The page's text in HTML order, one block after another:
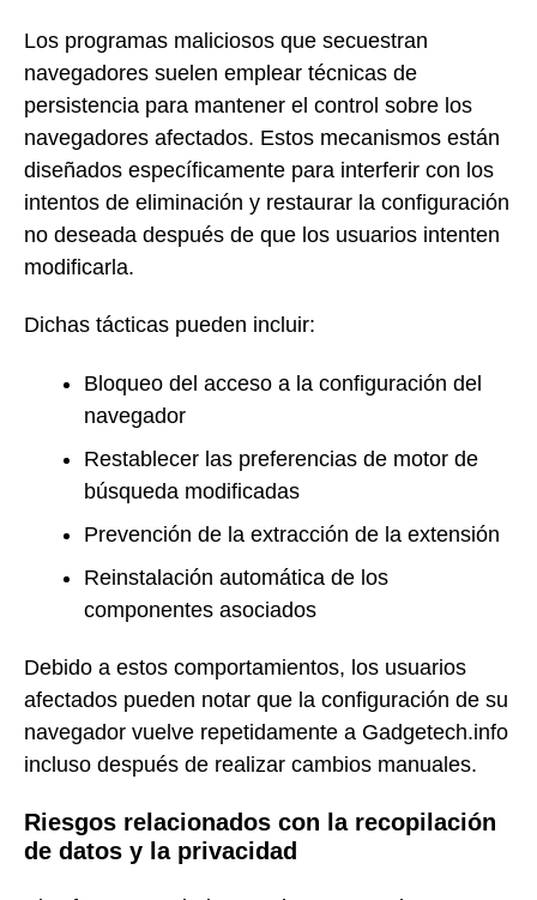
Los programas maliciosos que secuestran
navegadores suelen emplear técnicas de
persistencia para mantener el control sobre los
navegadores afectados. Estos mecanismos están
diseñados específicamente para interferir con los
intentos de eliminación y restaurar la configuración
no deseada después de que los usuarios intenten
modificarla.
Dichas tácticas pueden incluir:
Bloqueo del acceso a la configuración del
navegador
Restablecer las preferencias de motor de
búsqueda modificadas
Prevención de la extracción de la extensión
Reinstalación automática de los
componentes asociados
Debido a estos comportamientos, los usuarios
afectados pueden notar que la configuración de su
navegador vuelve repetidamente a Gadgetech.info
incluso después de realizar cambios manuales.
Riesgos relacionados con la recopilación
de datos y la privacidad